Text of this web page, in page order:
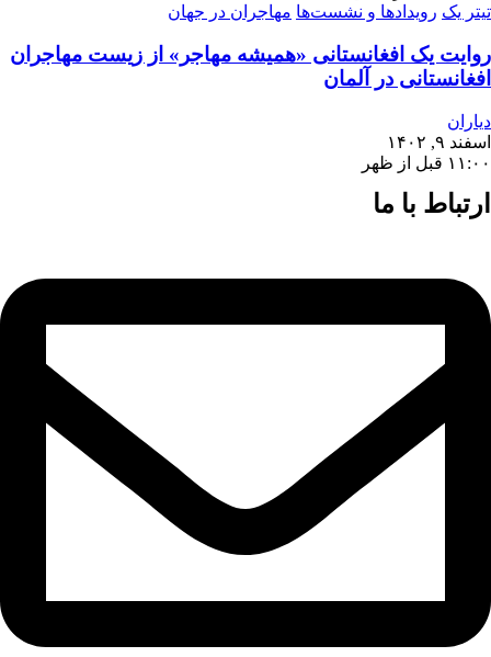
تیتر یک رویدادها و نشست‌ها مهاجران در جهان
روایت یک افغانستانی «همیشه مهاجر» از زیست مهاجران
افغانستانی در آلمان
دیاران
اسفند ۹, ۱۴۰۲
۱۱:۰۰ قبل از ظهر
ارتباط با ما